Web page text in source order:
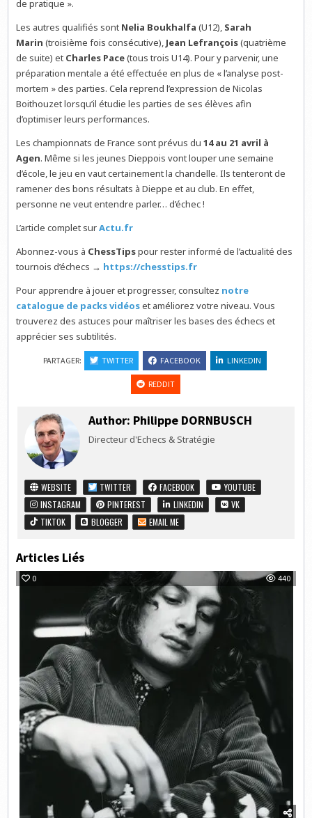
de pratique ».
Les autres qualifiés sont Nelia Boukhalfa (U12), Sarah
Marin (troisième fois consécutive), Jean Lefrançois(quatrième
de suite) et Charles Pace(tous trois U14). Pour y parvenir, une
préparation mentale a été effectuée en plus de « l’analyse post-
mortem » des parties. Cela reprend l’expression de Nicolas
Boithouzet lorsqu’il étudie les parties de ses élèves afin
d’optimiser leurs performances.
Les championnats de France sont prévus du14 au 21 avril à
Agen. Même si les jeunes Dieppois vont louper une semaine
d’école, le jeu en vaut certainement la chandelle. Ils tenteront de
ramener des bons résultats à Dieppe et au club. En effet,
personne ne veut entendre parler… d’échec !
L’article complet surActu.fr
Abonnez-vous à ChessTipspour rester informé de l’actualité des
tournois d’échecs → https://chesstips.fr
Pour apprendre à jouer et progresser, consultez notre
catalogue de packs vidéoset améliorez votre niveau. Vous
trouverez des astuces pour maîtriser les bases des échecs et
apprécier ses subtilités.
PARTAGER: TWITTER FACEBOOK LINKEDIN
REDDIT
Author: Philippe DORNBUSCH
Directeur d'Echecs & Stratégie
WEBSITE TWITTER FACEBOOK
YOUTUBE
INSTAGRAM
PINTEREST LINKEDIN
VK
TIKTOK
BLOGGER EMAIL ME
Articles Liés
0 440